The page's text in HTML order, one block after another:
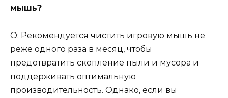
мышь?
О: Рекомендуется чистить игровую мышь не
реже одного раза в месяц, чтобы
предотвратить скопление пыли и мусора и
поддерживать оптимальную
производительность. Однако, если вы